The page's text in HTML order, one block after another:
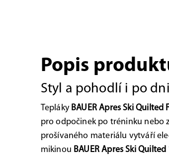
Popis
Styl a pohodlí i po
Tepláky BAUER Apres Ski Quilted
pro odpočinek po tréninku nebo
prošívaného materiálu vytváří
mikinou BAUER Apres Ski Quilted